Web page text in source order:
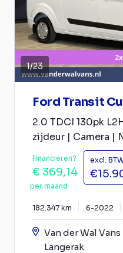
1/23
Ford Transit
2.0 TDCI 130pk
zijdeur | Camera |
Financieren?
€ 369,14
per maand
excl.
182.347 km 6-2022
Van der Wal Vans
Langerak